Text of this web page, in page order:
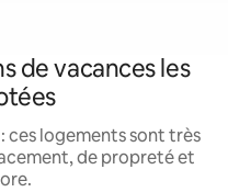
de vacances les
ces logements sont très
de propreté et